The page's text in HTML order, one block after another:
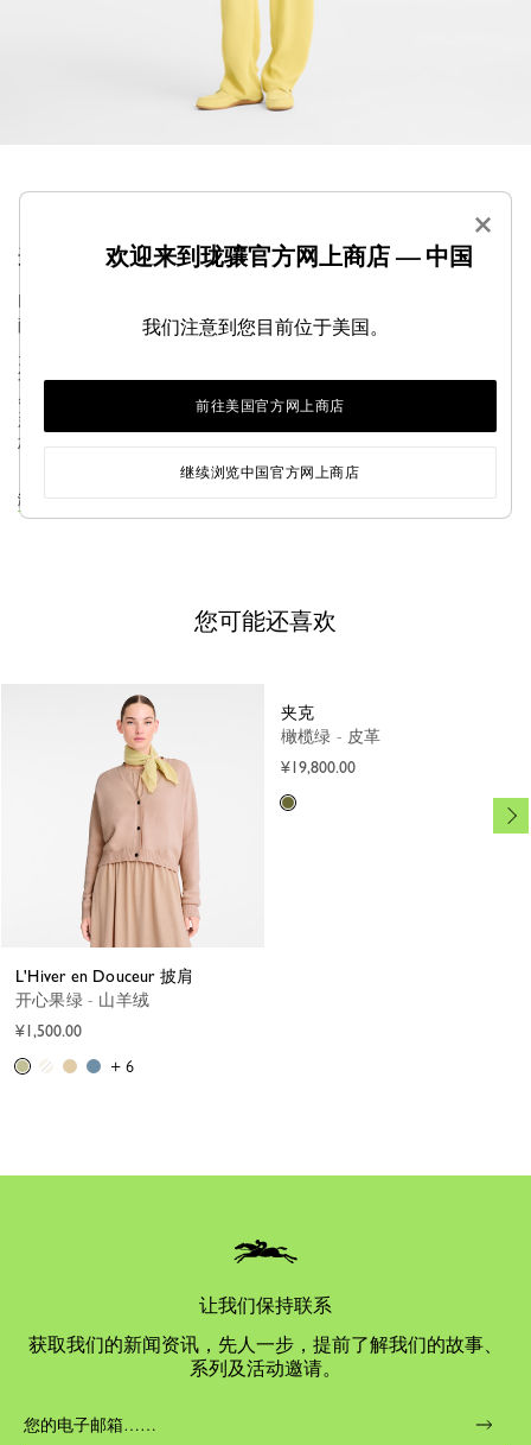
这款绉绸长裤剪裁流畅，穿着舒适，尽显时尚优雅。
Longchamp 为致力于探寻人生意义和成长进步的女性倾情呈
献 2026 秋冬成衣系列。秋季系列的廓形以流畅版型、旅行
列则重返巴黎，从当地的建筑、设计与艺术中汲取创意灵
感。秋冬衣橱的线条更显硬朗，纹理质感交织碰撞，呈现全
新的表达方式：在多元结构与感官体验、浪漫自由与个性风
格之间，演绎平衡之美。...
浏览裤装系列
您可能还喜欢
L'Hiver en Douceur 披肩
开心果绿 - 山羊绒
¥1,500.00
+ 6
夹克
橄榄绿 - 皮革
¥19,800.00
让我们保持联系
获取我们的新闻资讯，先人一步，提前了解我们的故事、
系列及活动邀请。
×
欢迎来到珑骧官方网上商店 — 中国
我们注意到您目前位于美国。
前往美国官方网上商店
继续浏览中国官方网上商店